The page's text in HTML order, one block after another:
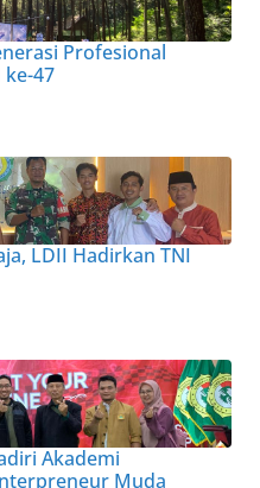
Profesional
ke-47
LDII Hadirkan TNI
Akademi
Muda